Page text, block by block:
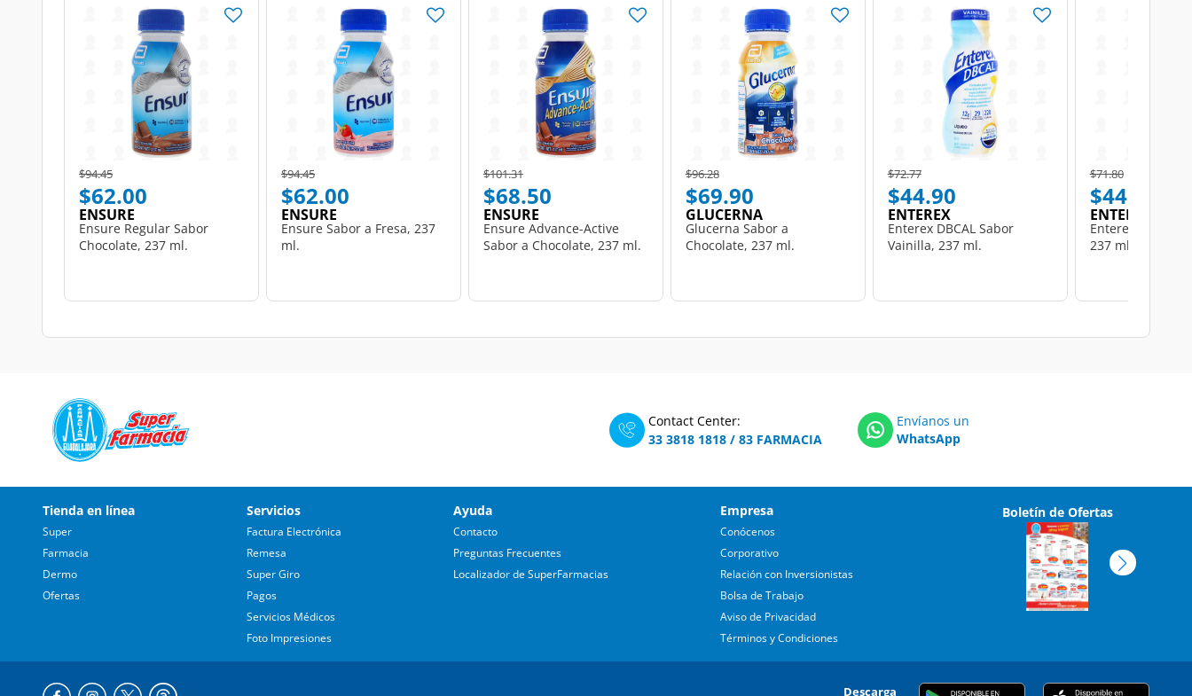
Price reduced from
$94.45to
$62.00
ENSURE
Ensure Regular Sabor
Chocolate, 237 ml.
Price reduced from
$94.45to
$62.00
ENSURE
Ensure Sabor a Fresa, 237
ml.
Price reduced from
$101.31to
$68.50
ENSURE
Ensure Advance-Active
Sabor a Chocolate, 237 ml.
Price reduced from
$96.28to
$69.90
GLUCERNA
Glucerna Sabor a
Chocolate, 237 ml.
Price reduced from
$72.77to
$44.90
ENTEREX
Enterex DBCAL Sabor
Vainilla, 237 ml.
Price reduced from
$71.80to
$44.50
ENTEREX
Enterex Plus
237 ml.
Contact Center:
33 3818 1818 / 83 FARMACIA
Envíanos un
WhatsApp
Tienda en línea
Super
Farmacia
Dermo
Ofertas
Servicios
Factura Electrónica
Remesa
Super Giro
Pagos
Servicios Médicos
Foto Impresiones
Ayuda
Contacto
Preguntas Frecuentes
Localizador de SuperFarmacias
Empresa
Conócenos
Corporativo
Relación con Inversionistas
Bolsa de Trabajo
Aviso de Privacidad
Términos y Condiciones
Boletín de Ofertas
Descarga